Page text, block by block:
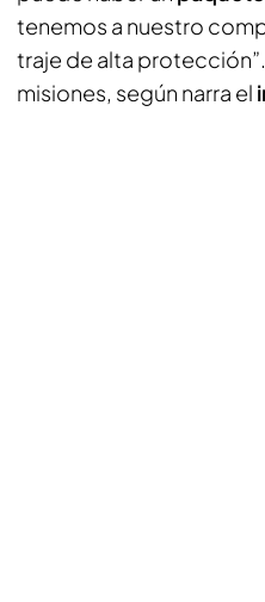
tenemos a nuestro
traje de alta
misiones, según narra el